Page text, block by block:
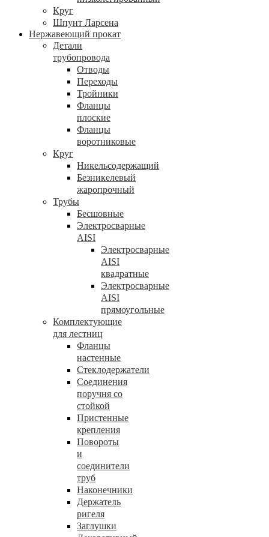
Круг
Шпунт Ларсена
Нержавеющий прокат
Детали
трубопровода
Отводы
Переходы
Тройники
Фланцы
плоские
Фланцы
воротниковые
Круг
Никельсодержащий
Безникелевый
жаропрочный
Трубы
Бесшовные
Электросварные
AISI
Электросварные
AISI
квадратные
Электросварные
AISI
прямоугольные
Комплектующие
для лестниц
Фланцы
настенные
Стеклодержатели
Соединения
поручня со
стойкой
Пристенные
крепления
Повороты
и
соединители
труб
Наконечники
Держатель
ригеля
Заглушки